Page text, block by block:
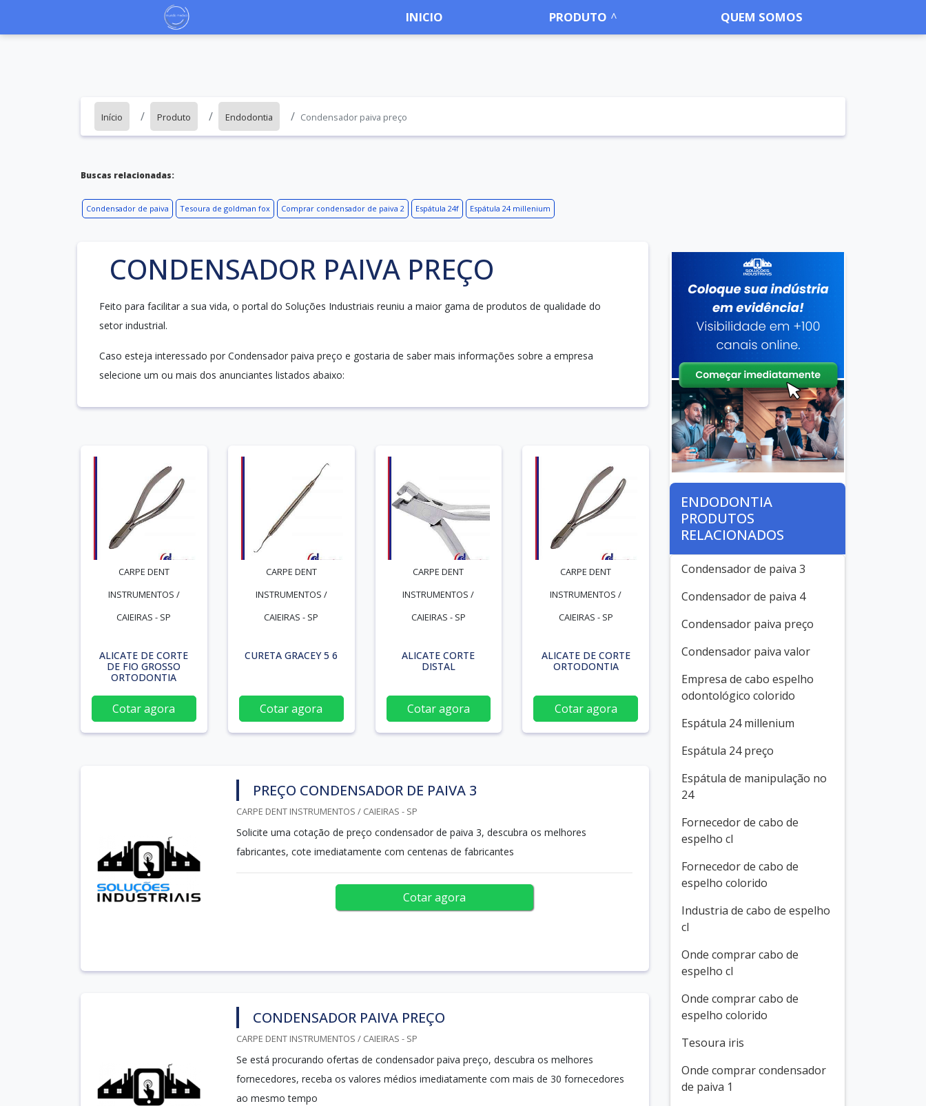
INICIO PRODUTO QUEM SOMOS
Início Produto Endodontia Condensador paiva preço
Buscas relacionadas:
Condensador de paiva Tesoura de goldman fox Comprar condensador de paiva 2 Espátula 24f Espátula 24 millenium
CONDENSADOR PAIVA PREÇO
Feito para facilitar a sua vida, o portal do Soluções Industriais reuniu a maior gama de produtos de qualidade do
setor industrial.
Caso esteja interessado por Condensador paiva preço e gostaria de saber mais informações sobre a empresa
selecione um ou mais dos anunciantes listados abaixo:
CARPE DENT
INSTRUMENTOS /
CAIEIRAS - SP
ALICATE DE CORTE
DE FIO GROSSO
ORTODONTIA
Cotar agora
CARPE DENT
INSTRUMENTOS /
CAIEIRAS - SP
CURETA GRACEY 5 6
Cotar agora
CARPE DENT
INSTRUMENTOS /
CAIEIRAS - SP
ALICATE CORTE
DISTAL
Cotar agora
CARPE DENT
INSTRUMENTOS /
CAIEIRAS - SP
ALICATE DE CORTE
ORTODONTIA
Cotar agora
PREÇO CONDENSADOR DE PAIVA 3
CARPE DENT INSTRUMENTOS / CAIEIRAS - SP
Solicite uma cotação de preço condensador de paiva 3, descubra os melhores
fabricantes, cote imediatamente com centenas de fabricantes
Cotar agora
CONDENSADOR PAIVA PREÇO
CARPE DENT INSTRUMENTOS / CAIEIRAS - SP
Se está procurando ofertas de condensador paiva preço, descubra os melhores
fornecedores, receba os valores médios imediatamente com mais de 30 fornecedores
ao mesmo tempo
ENDODONTIA
PRODUTOS
RELACIONADOS
Condensador de paiva 3
Condensador de paiva 4
Condensador paiva preço
Condensador paiva valor
Empresa de cabo espelho
odontológico colorido
Espátula 24 millenium
Espátula 24 preço
Espátula de manipulação no
24
Fornecedor de cabo de
espelho cl
Fornecedor de cabo de
espelho colorido
Industria de cabo de espelho
cl
Onde comprar cabo de
espelho cl
Onde comprar cabo de
espelho colorido
Tesoura iris
Onde comprar condensador
de paiva 1